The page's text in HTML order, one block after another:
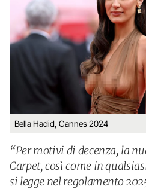
Bella Hadid, Cannes 2024
“Per motivi di decenza, la
Carpet, così come in
si legge nel regolamento